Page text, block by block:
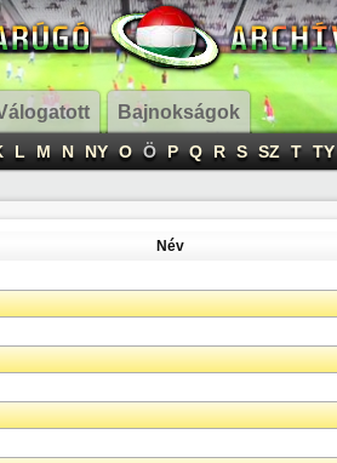
Bajnokságok
L M N NY O Ö P Q R S SZ T TY
Név